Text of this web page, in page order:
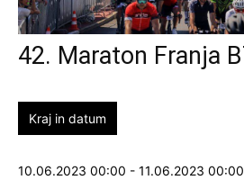
42. Maraton Franja
Kraj in datum
10.06.2023 00:00 - 11.06.2023 00:00